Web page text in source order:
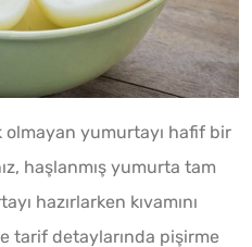
olmayan yumurtayı hafif bir
haşlanmış yumurta tam
hazırlarken kıvamını
tarif detaylarında pişirme